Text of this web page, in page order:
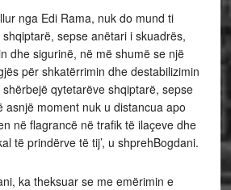
nga Edi Rama, nuk do mund ti
sepse anëtari i skuadrës,
dhe sigurinë, në më shumë se një
për shkatërrimin dhe destabilizimin
qytetarëve shqiptarë, sepse
asnjë moment nuk u distancua apo
në flagrancë në trafik të ilaçeve dhe
të prindërve të tij’, u shprehBogdani.
ka theksuar se me emërimin e